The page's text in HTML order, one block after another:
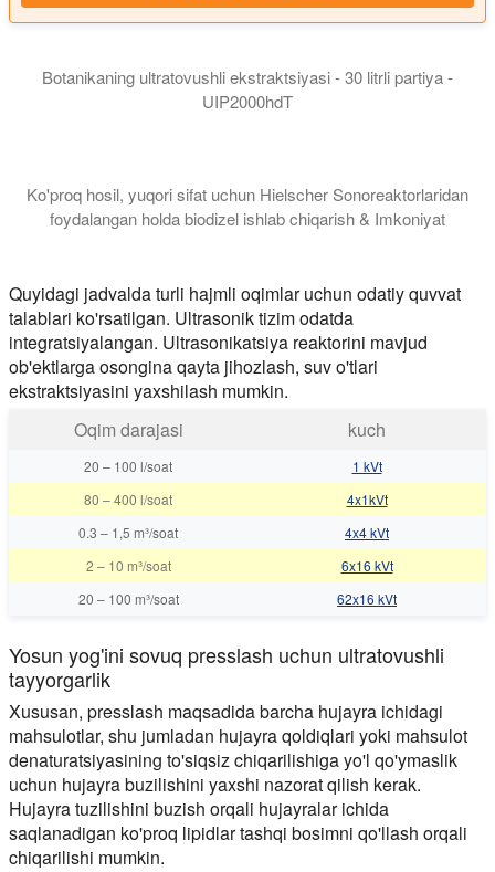
Botanikaning ultratovushli ekstraktsiyasi - 30 litrli partiya -
UIP2000hdT
Ko'proq hosil, yuqori sifat uchun Hielscher Sonoreaktorlaridan
foydalangan holda biodizel ishlab chiqarish & Imkoniyat
Quyidagi jadvalda turli hajmli oqimlar uchun odatiy quvvat
talablari ko'rsatilgan. Ultrasonik tizim odatda
integratsiyalangan. Ultrasonikatsiya reaktorini mavjud
ob'ektlarga osongina qayta jihozlash, suv o'tlari
ekstraktsiyasini yaxshilash mumkin.
Oqim darajasi
kuch
20 – 100 l/soat
1 kVt
80 –400 l/soat
4x1kVt
0.3 – 1,5 m³/soat
4x4 kVt
2 – 10 m³/soat
6x16 kVt
20 – 100 m³/soat 62x16 kVt
Yosun yog'ini sovuq presslash uchun ultratovushli
tayyorgarlik
Xususan, presslash maqsadida barcha hujayra ichidagi
mahsulotlar, shu jumladan hujayra qoldiqlari yoki mahsulot
denaturatsiyasining to'siqsiz chiqarilishiga yo'l qo'ymaslik
uchun hujayra buzilishini yaxshi nazorat qilish kerak.
Hujayra tuzilishini buzish orqali hujayralar ichida
saqlanadigan ko'proq lipidlar tashqi bosimni qo'llash orqali
chiqarilishi mumkin.